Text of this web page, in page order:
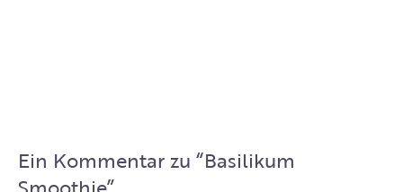
Ein Kommentar zu “Basilikum